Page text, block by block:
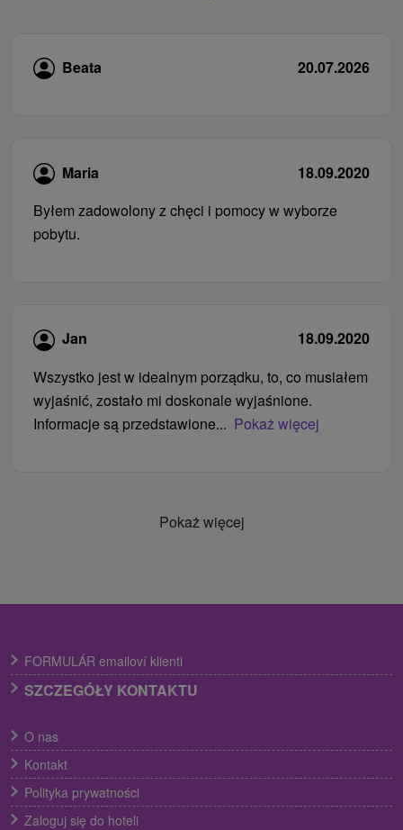
Beata 20.07.2026
Maria
18.09.2020
Byłem zadowolony z chęci i pomocy w wyborze
pobytu.
Jan
18.09.2020
Wszystko jest w idealnym porządku, to, co musiałem
wyjaśnić, zostało mi doskonale wyjaśnione.
Informacje są przedstawione... Pokaż więcej
Pokaż więcej
FORMULÁR emailoví klienti
SZCZEGÓŁY KONTAKTU
O nas
Kontakt
Polityka prywatności
Zaloguj się do hoteli